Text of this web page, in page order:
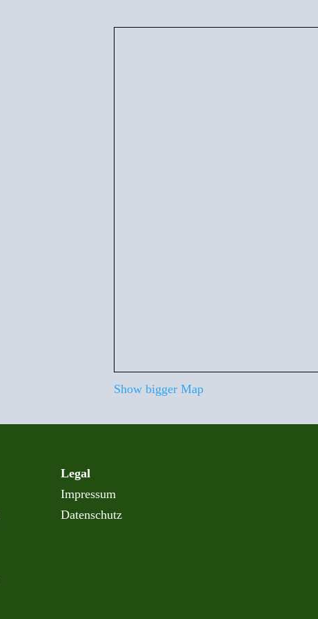
Show bigger Map
Legal
Impressum
Datenschutz